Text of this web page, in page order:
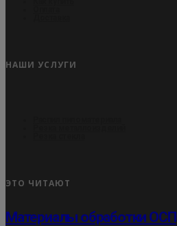
НАШИ УСЛУГИ
ЭТО ЧИТАЮТ
Материалы обработки ОСП